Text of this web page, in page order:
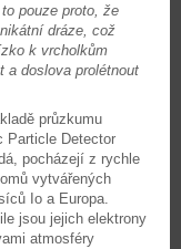
pouze proto, že
dráze, což
k vrcholkům
a doslova prolétnout
průzkumu
Particle Detector
pocházejí z rychle
vytvářených
Io a Europa.
jsou jejich elektrony
atmosféry